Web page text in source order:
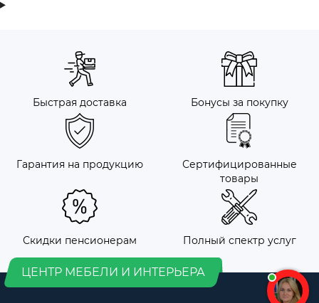
Быстрая доставка Бонусы за покупку
Гарантия на продукцию
Сертифицированные
товары
Скидки пенсионерам Полный спектр услуг
ЦЕНТР МЕБЕЛИ И ИНТЕРЬЕРА